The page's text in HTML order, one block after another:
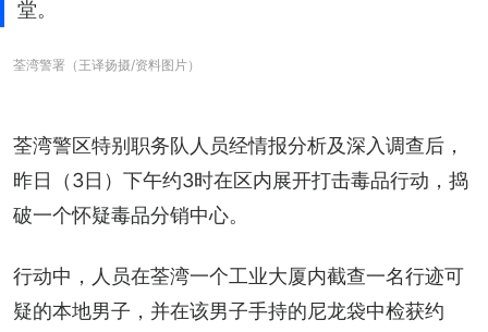
堂。
荃湾警署（王译扬摄/资料图片）
荃湾警区特别职务队人员经情报分析及深入调查后，
昨日（3日）下午约3时在区内展开打击毒品行动，捣
破一个怀疑毒品分销中心。
行动中，人员在荃湾一个工业大厦内截查一名行迹可
疑的本地男子，并在该男子手持的尼龙袋中检获约